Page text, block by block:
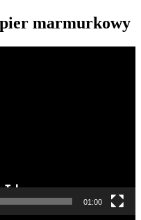
marmurkowy
01:00